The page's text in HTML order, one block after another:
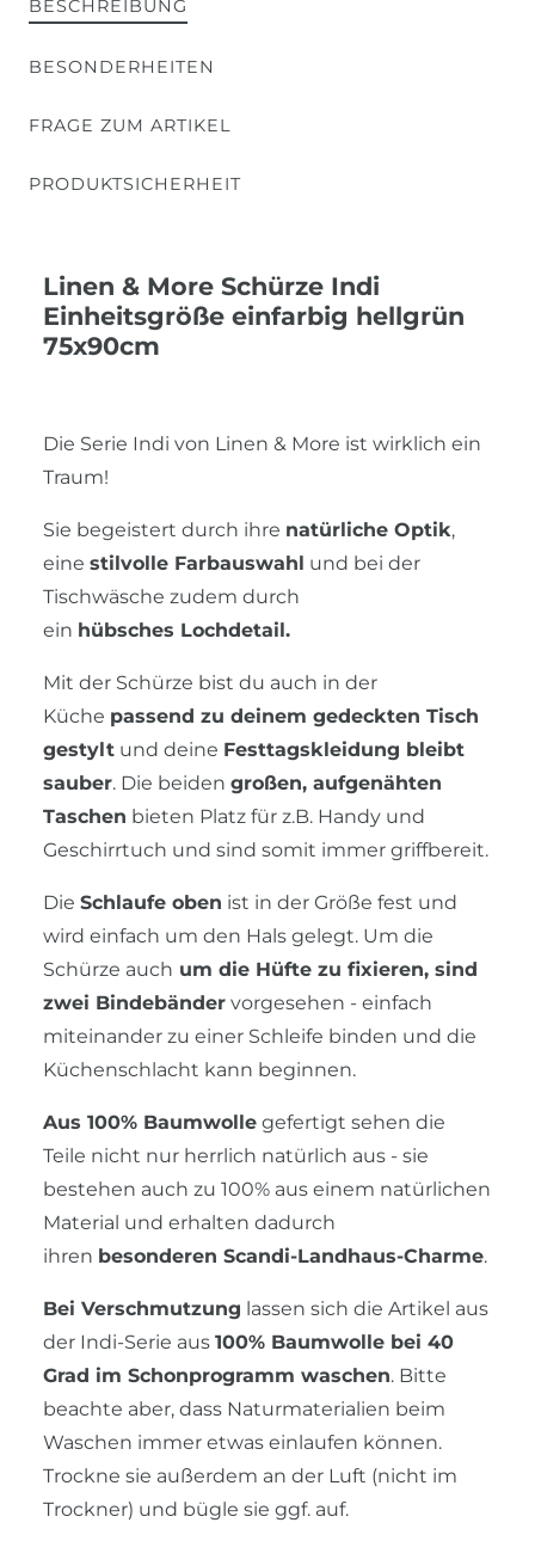
BESCHREIBUNG
BESONDERHEITEN
FRAGE ZUM ARTIKEL
PRODUKTSICHERHEIT
Linen & More Schürze Indi
Einheitsgröße einfarbig hellgrün
75x90cm
Die Serie Indi von Linen & More ist wirklich ein
Traum!
Sie begeistert durch ihre natürliche Optik,
eine stilvolle Farbauswahl und bei der
Tischwäsche zudem durch
ein hübsches Lochdetail.
Mit der Schürze bist du auch in der
Küche passend zu deinem gedeckten Tisch
gestylt und deine Festtagskleidung bleibt
sauber. Die beiden großen, aufgenähten
Taschen bieten Platz für z.B. Handy und
Geschirrtuch und sind somit immer griffbereit.
Die Schlaufe oben ist in der Größe fest und
wird einfach um den Hals gelegt. Um die
Schürze auch um die Hüfte zu fixieren, sind
zwei Bindebänder vorgesehen - einfach
miteinander zu einer Schleife binden und die
Küchenschlacht kann beginnen.
Aus 100% Baumwolle gefertigt sehen die
Teile nicht nur herrlich natürlich aus - sie
bestehen auch zu 100% aus einem natürlichen
Material und erhalten dadurch
ihren besonderen Scandi-Landhaus-Charme.
Bei Verschmutzung lassen sich die Artikel aus
der Indi-Serie aus 100% Baumwolle bei 40
Grad im Schonprogramm waschen. Bitte
beachte aber, dass Naturmaterialien beim
Waschen immer etwas einlaufen können.
Trockne sie außerdem an der Luft (nicht im
Trockner) und bügle sie ggf. auf.